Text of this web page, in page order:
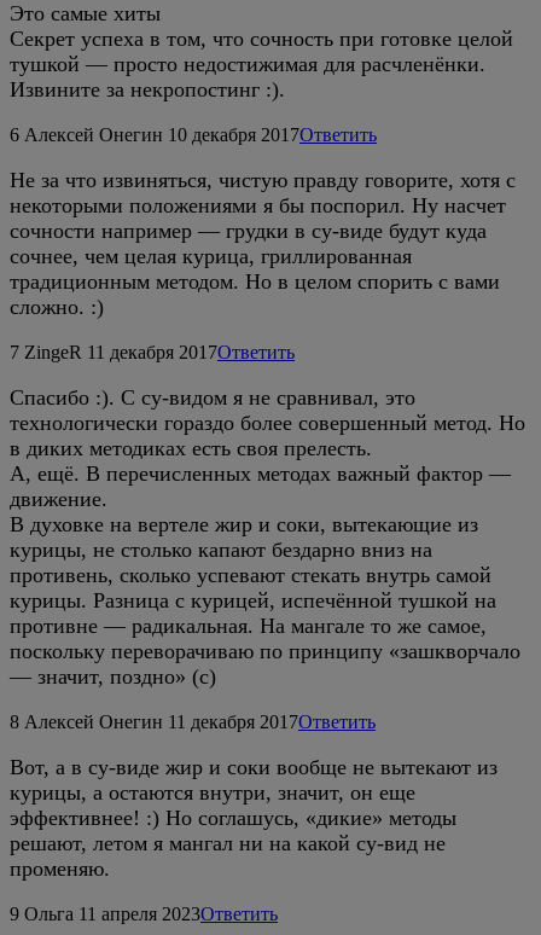
Это самые хиты
Секрет успеха в том, что сочность при готовке целой
тушкой — просто недостижимая для расчленёнки.
Извините за некропостинг :).
6 Алексей Онегин 10 декабря 2017Ответить
Не за что извиняться, чистую правду говорите, хотя с
некоторыми положениями я бы поспорил. Ну насчет
сочности например — грудки в су-виде будут куда
сочнее, чем целая курица, гриллированная
традиционным методом. Но в целом спорить с вами
сложно. :)
7 ZingeR 11 декабря 2017Ответить
Спасибо :). С су-видом я не сравнивал, это
технологически гораздо более совершенный метод. Но
в диких методиках есть своя прелесть.
А, ещё. В перечисленных методах важный фактор —
движение.
В духовке на вертеле жир и соки, вытекающие из
курицы, не столько капают бездарно вниз на
противень, сколько успевают стекать внутрь самой
курицы. Разница с курицей, испечённой тушкой на
противне — радикальная. На мангале то же самое,
поскольку переворачиваю по принципу «зашкворчало
— значит, поздно» (с)
8 Алексей Онегин 11 декабря 2017Ответить
Вот, а в су-виде жир и соки вообще не вытекают из
курицы, а остаются внутри, значит, он еще
эффективнее! :) Но соглашусь, «дикие» методы
решают, летом я мангал ни на какой су-вид не
променяю.
9 Ольга 11 апреля 2023Ответить